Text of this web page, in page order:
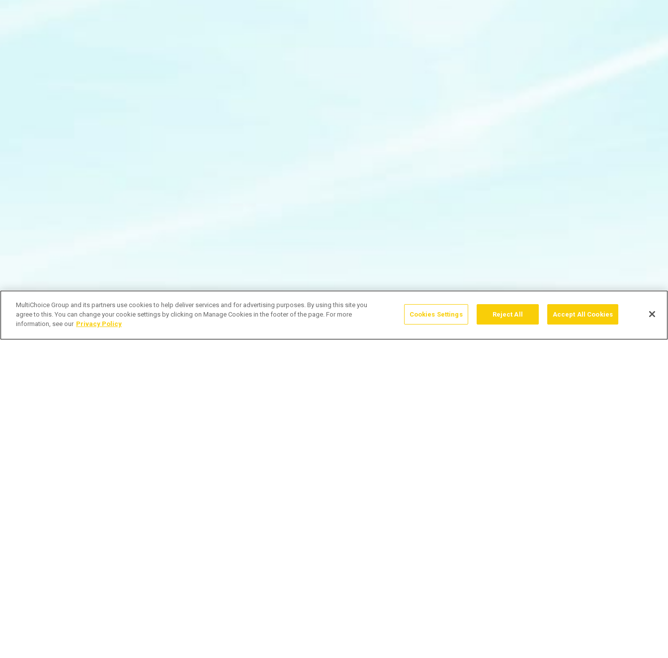
MultiChoice Group and its partners use cookies to help deliver services and for advertising purposes. By using this site you
agree to this. You can change your cookie settings by clicking on Manage Cookies in the footer of the page. For more
information, see our Privacy Policy
Cookies Settings Reject All Accept All Cookies